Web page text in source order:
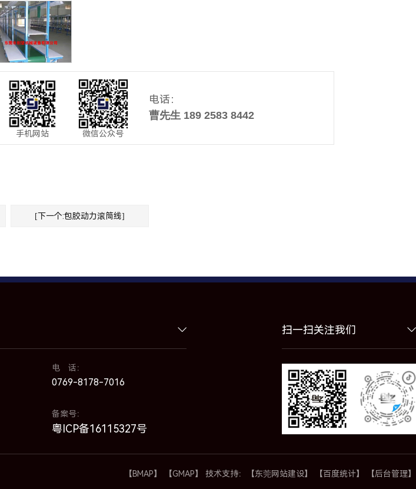
手机网站 微信公众号
电话：
曹先生 189 2583 8442
[下一个:包胶动力滚筒线]
电 话：
0769-8178-7016
备案号：
粤ICP备16115327号
扫一扫关注我们
【BMAP】 【GMAP】 技术支持： 【东莞网站建设】 【百度统计】 【后台管理】